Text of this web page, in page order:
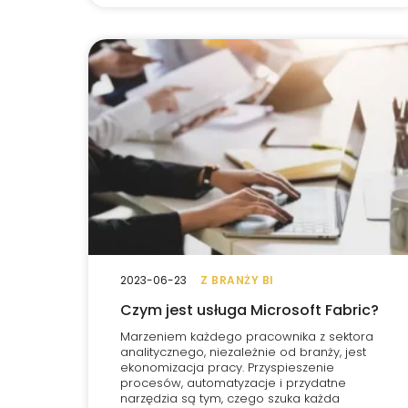
Z BRANŻY BI
Czym jest usługa Microsoft Fabric?
Marzeniem każdego pracownika z sektora
analitycznego, niezależnie od branży, jest
ekonomizacja pracy. Przyspieszenie
procesów, automatyzacje i przydatne
narzędzia są tym, czego szuka każda
2023-06-23